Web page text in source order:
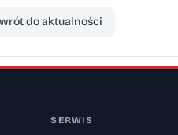
do aktualności
SERWIS